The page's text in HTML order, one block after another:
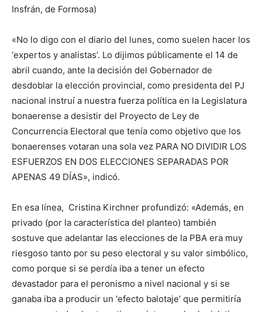
Insfrán, de Formosa)
«No lo digo con el diario del lunes, como suelen hacer los
‘expertos y analistas’. Lo dijimos públicamente el 14 de
abril cuando, ante la decisión del Gobernador de
desdoblar la elección provincial, como presidenta del PJ
nacional instruí a nuestra fuerza política en la Legislatura
bonaerense a desistir del Proyecto de Ley de
Concurrencia Electoral que tenía como objetivo que los
bonaerenses votaran una sola vez PARA NO DIVIDIR LOS
ESFUERZOS EN DOS ELECCIONES SEPARADAS POR
APENAS 49 DÍAS», indicó.
En esa línea, Cristina Kirchner profundizó: «Además, en
privado (por la característica del planteo) también
sostuve que adelantar las elecciones de la PBA era muy
riesgoso tanto por su peso electoral y su valor simbólico,
como porque si se perdía iba a tener un efecto
devastador para el peronismo a nivel nacional y si se
ganaba iba a producir un ‘efecto balotaje’ que permitiría